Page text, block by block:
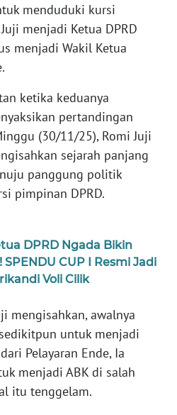
menduduki kursi
menjadi Ketua DPRD
menjadi Wakil Ketua
ketika keduanya
pertandingan
(30/11/25), Romi Juji
sejarah panjang
panggung politik
pimpinan DPRD.
DPRD Ngada Bikin
CUP I Resmi Jadi
Voli Cilik
mengisahkan, awalnya
untuk menjadi
Pelayaran Ende, Ia
menjadi ABK di salah
itu tenggelam.